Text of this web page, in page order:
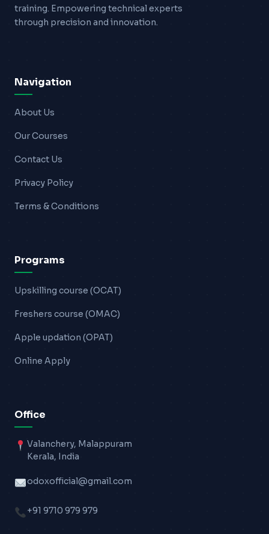
training. Empowering technical experts
through precision and innovation.
Navigation
About Us
Our Courses
Contact Us
Privacy Policy
Terms & Conditions
Programs
Upskilling course (OCAT)
Freshers course (OMAC)
Apple updation (OPAT)
Online Apply
Office
Valanchery, Malappuram
Kerala, India
odoxofficial@gmail.com
+91 9710 979 979